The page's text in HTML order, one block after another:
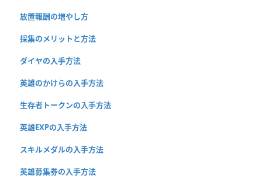
放置報酬の増やし方
採集のメリットと方法
ダイヤの入手方法
英雄のかけらの入手方法
生存者トークンの入手方法
英雄EXPの入手方法
スキルメダルの入手方法
英雄募集券の入手方法